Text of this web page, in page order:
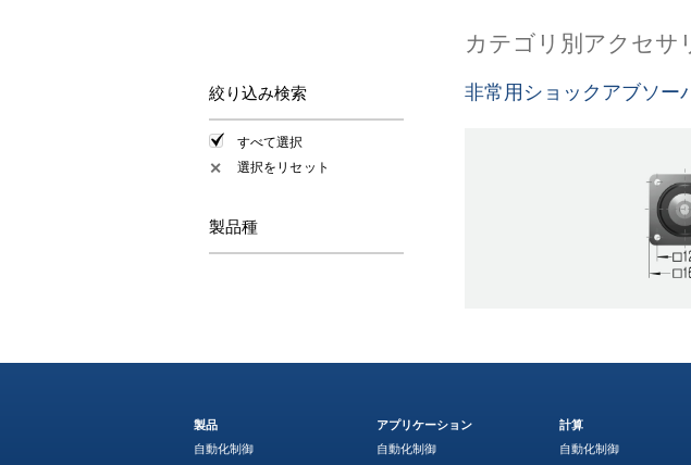
絞り込み検索
すべて選択
✕ 選択をリセット
製品種
カテゴリ別アクセサ
非常用ショックアブソー
製品
自動化制御
アプリケーション
自動化制御
計算
自動化制御